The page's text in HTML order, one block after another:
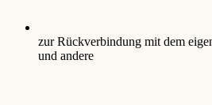
zur Rückverbindung mit dem
und andere